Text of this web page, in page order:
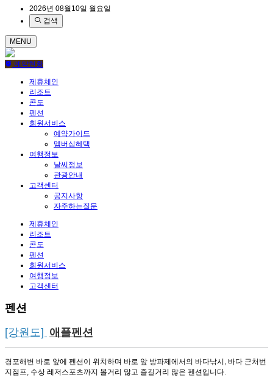
2026년 08월10일 월요일
검색
MENU
예약현황
제휴체인
리조트
콘도
펜션
회원서비스
예약가이드
멤버십혜택
여행정보
날씨정보
관광안내
고객센터
공지사항
자주하는질문
제휴체인
리조트
콘도
펜션
회원서비스
여행정보
고객센터
펜션
[강원도] 애플펜션
경포해변 바로 앞에 펜션이 위치하며 바로 앞 방파제에서의 바다낚시, 바다 근처번
지점프, 수상 레저스포츠까지 볼거리 많고 즐길거리 많은 펜션입니다.